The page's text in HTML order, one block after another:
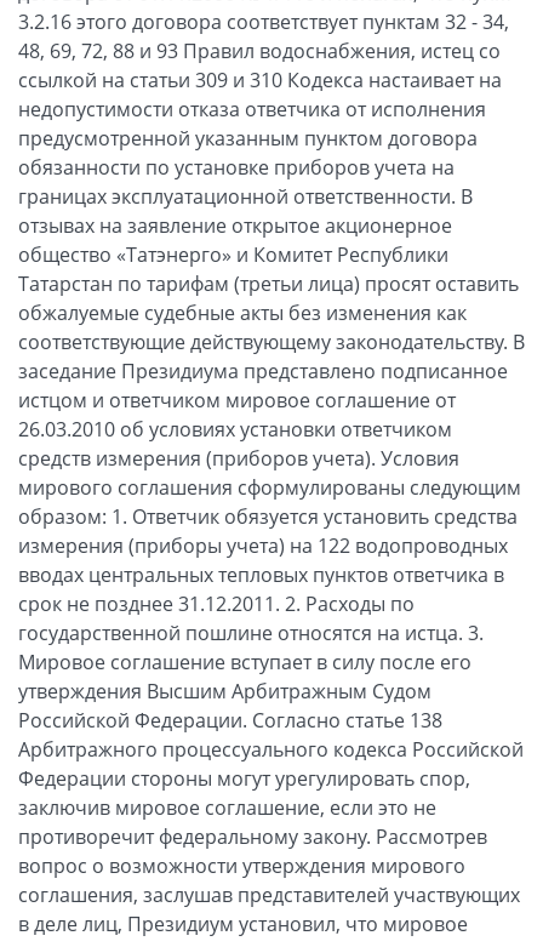
3.2.16 этого договора соответствует пунктам 32 - 34,
48, 69, 72, 88 и 93 Правил водоснабжения, истец со
ссылкой на статьи 309 и 310 Кодекса настаивает на
недопустимости отказа ответчика от исполнения
предусмотренной указанным пунктом договора
обязанности по установке приборов учета на
границах эксплуатационной ответственности. В
отзывах на заявление открытое акционерное
общество «Татэнерго» и Комитет Республики
Татарстан по тарифам (третьи лица) просят оставить
обжалуемые судебные акты без изменения как
соответствующие действующему законодательству. В
заседание Президиума представлено подписанное
истцом и ответчиком мировое соглашение от
26.03.2010 об условиях установки ответчиком
средств измерения (приборов учета). Условия
мирового соглашения сформулированы следующим
образом: 1. Ответчик обязуется установить средства
измерения (приборы учета) на 122 водопроводных
вводах центральных тепловых пунктов ответчика в
срок не позднее 31.12.2011. 2. Расходы по
государственной пошлине относятся на истца. 3.
Мировое соглашение вступает в силу после его
утверждения Высшим Арбитражным Судом
Российской Федерации. Согласно статье 138
Арбитражного процессуального кодекса Российской
Федерации стороны могут урегулировать спор,
заключив мировое соглашение, если это не
противоречит федеральному закону. Рассмотрев
вопрос о возможности утверждения мирового
соглашения, заслушав представителей участвующих
в деле лиц, Президиум установил, что мировое